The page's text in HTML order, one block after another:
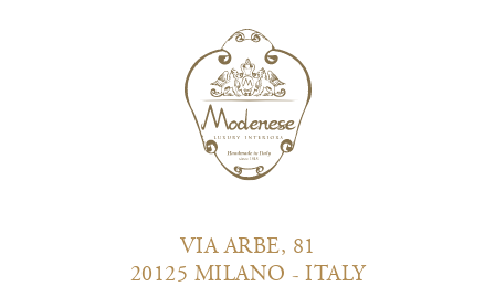
VIA ARBE, 81
20125 MILANO - ITALY